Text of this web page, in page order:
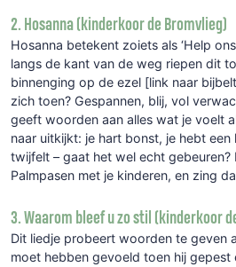
2. Hosanna (kinderkoor de Bromvlieg)
Hosanna betekent zoiets als ‘Help
langs de kant van de weg riepen dit
binnenging op de ezel [link naar
zich toen? Gespannen, blij, vol
geeft woorden aan alles wat je voelt
naar uitkijkt: je hart bonst, je hebt een
twijfelt – gaat het wel echt gebeuren?
Palmpasen met je kinderen, en zing
3. Waarom bleef u zo stil (kinderkoor
Dit liedje probeert woorden te geven
moet hebben gevoeld toen hij